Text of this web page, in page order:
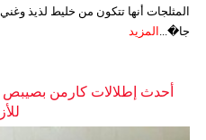
المثلجات أنها تتكون من خليط لذيذ
جا�... المزيد
أحدث إطلالات كارمن